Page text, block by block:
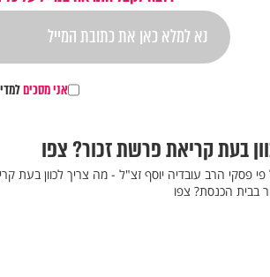
אני מסכים
בעת קריאת פרשת זכור? צפו
פי פסקי הרב עובדיה יוסף זצ"ל - מה צריך לכוון בעת
בבית הכנסת? צפו